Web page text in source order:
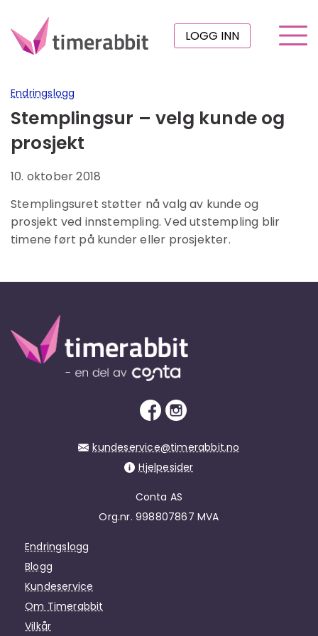
LOGG INN
Endringslogg
Stemplingsur – velg kunde og
prosjekt
10. oktober 2018
Stemplingsuret støtter nå valg av kunde og
prosjekt ved innstempling. Ved utstempling blir
timene ført på kunder eller prosjekter.
kundeservice@timerabbit.no
Hjelpesider
Conta AS
Org.nr. 998807867 MVA
Endringslogg
Blogg
Kundeservice
Om Timerabbit
Vilkår